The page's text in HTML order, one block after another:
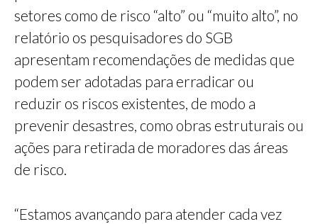
setores como de risco “alto” ou “muito alto”, no
relatório os pesquisadores do SGB
apresentam recomendações de medidas que
podem ser adotadas para erradicar ou
reduzir os riscos existentes, de modo a
prevenir desastres, como obras estruturais ou
ações para retirada de moradores das áreas
de risco.
“Estamos avançando para atender cada vez